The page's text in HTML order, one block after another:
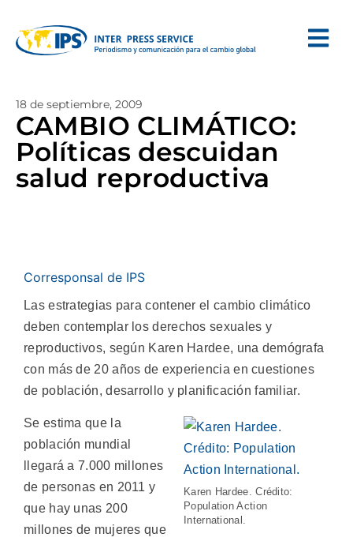
18 de septiembre, 2009
CAMBIO CLIMÁTICO:
Políticas descuidan
salud reproductiva
Corresponsal de IPS
Las estrategias para contener el cambio climático
deben contemplar los derechos sexuales y
reproductivos, según Karen Hardee, una demógrafa
con más de 20 años de experiencia en cuestiones
de población, desarrollo y planificación familiar.
Karen Hardee. Crédito:
Population Action
International.
Se estima que la
población mundial
llegará a 7.000 millones
de personas en 2011 y
que hay unas 200
millones de mujeres que